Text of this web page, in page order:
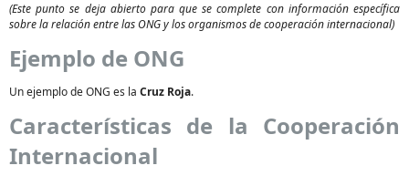
(Este punto se deja abierto para que se complete con información específica
sobre la relación entre las ONG y los organismos de cooperación internacional)
Ejemplo de ONG
Un ejemplo de ONG es la Cruz Roja.
Características de la Cooperación
Internacional